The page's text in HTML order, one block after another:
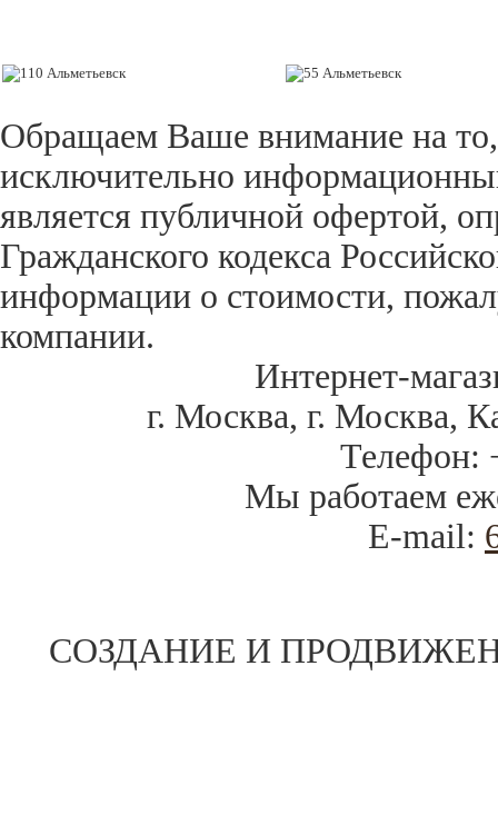
Обращаем Ваше внимание на
исключительно
является публичной офертой,
Гражданского кодекса
информации о стоимости,
компании.
Интернет-
г. Москва,г. Москва,
Телефон:
Мы работаем
E-mail:
СОЗДАНИЕ И